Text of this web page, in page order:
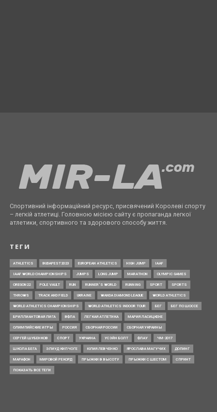
Спортивний інформаційний ресурс, присвячений Королеві спорту
– легкій атлетиці. Головною місією сайту є пропаганда легкої
атлетики, спортивного та здорового способу життя.
ТЕГИ
ATHLETICS BUDAPEST2023 EUROPEAN ATHLETICS HIGH JUMP IAAF
IAAF WORLD CHAMPIONSHIPS JUMPS LONG JUMP MARATHON OLYMPIC GAMES
OREGON22 POLE VAULT RUN RUNNER’S WORLD RUNNING SPORT SPORTS
THROWS TRACK AND FIELD UKRAINE WANDA DIAMOND LEAGUE WORLD ATHLETICS
WORLD ATHLETICS CHAMPIONSHIPS WORLD ATHLETICS INDOOR TOUR БЕГ БЕГ ПО ШОССЕ
БРИЛЛИАНТОВАЯ ЛИГА ВФЛА ЛЕГКАЯ АТЛЕТИКА МАРИЯ ЛАСИЦКЕНЕ
ОЛИМПИЙСКИЕ ИГРЫ РОССИЯ СБОРНАЯ РОССИИ СБОРНАЯ УКРАИНЫ
СЕРГЕЙ ШУБЕНКОВ СПОРТ УКРАИНА УСЭЙН БОЛТ ФЛАУ ЧМ-2017
ШКОЛА БЕГА ЭЛИУД КИПЧОГЕ ЮЛИЯ ЛЕВЧЕНКО ЯРОСЛАВА МАГУЧИХ ДОПИНГ
МАРАФОН МИРОВОЙ РЕКОРД ПРЫЖКИ В ВЫСОТУ ПРЫЖКИ С ШЕСТОМ СПРИНТ
ПОКАЗАТЬ ВСЕ ТЕГИ